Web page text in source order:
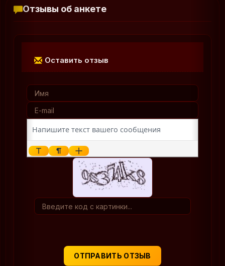
Отзывы об анкете
Оставить отзыв
ОТПРАВИТЬ ОТЗЫВ